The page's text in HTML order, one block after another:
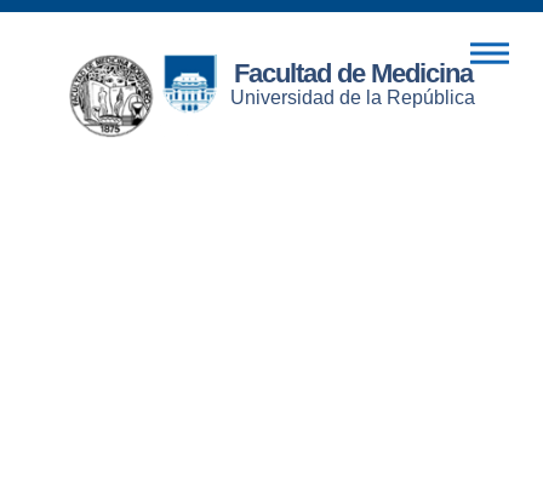
Facultad de Medicina
Universidad de la República